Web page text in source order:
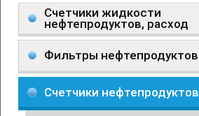
Счетчики жидкости
нефтепродуктов, расход
Фильтры нефтепродуктов
Счетчики нефтепродуктов